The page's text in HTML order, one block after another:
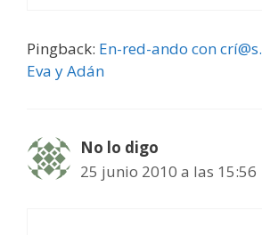
Pingback: En-red-ando con
Eva y Adán
No lo digo
25 junio 2010 a las 15:56